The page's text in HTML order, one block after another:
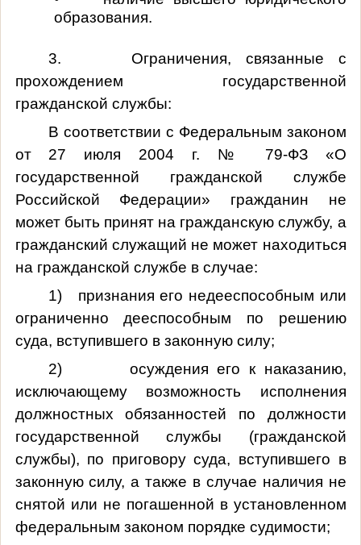
образования.
3. Ограничения, связанные с
прохождением государственной
гражданской службы:
В соответствии с Федеральным законом
от 27 июля 2004 г. № 79-ФЗ «О
государственной гражданской службе
Российской Федерации» гражданин не
может быть принят на гражданскую службу, а
гражданский служащий не может находиться
на гражданской службе в случае:
1) признания его недееспособным или
ограниченно дееспособным по решению
суда, вступившего в законную силу;
2) осуждения его к наказанию,
исключающему возможность исполнения
должностных обязанностей по должности
государственной службы (гражданской
службы), по приговору суда, вступившего в
законную силу, а также в случае наличия не
снятой или не погашенной в установленном
федеральным законом порядке судимости;